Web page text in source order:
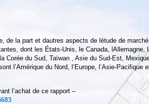
la part et dautres aspects de létude de marché
dont les États-Unis, le Canada, lAllemagne,
Corée du Sud, Taïwan , Asie du Sud-Est,
l’Amérique du Nord, l’Europe, l’Asie-Pacifique
l’achat de ce rapport –